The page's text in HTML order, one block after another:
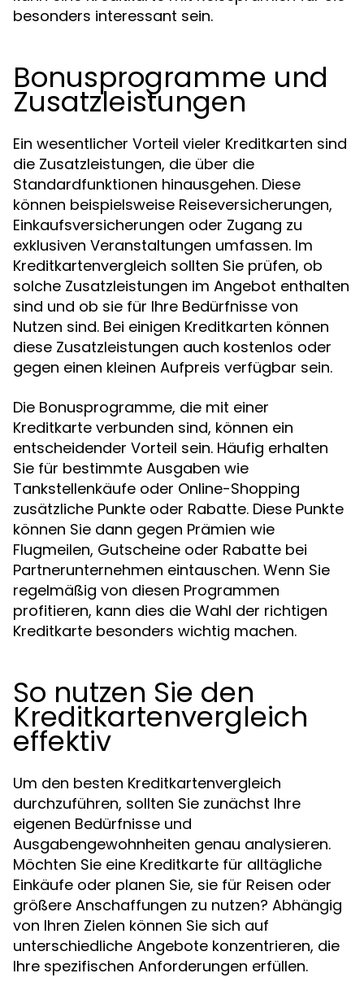
besonders interessant sein.
Bonusprogramme und
Zusatzleistungen
Ein wesentlicher Vorteil vieler Kreditkarten sind
die Zusatzleistungen, die über die
Standardfunktionen hinausgehen. Diese
können beispielsweise Reiseversicherungen,
Einkaufsversicherungen oder Zugang zu
exklusiven Veranstaltungen umfassen. Im
Kreditkartenvergleich sollten Sie prüfen, ob
solche Zusatzleistungen im Angebot enthalten
sind und ob sie für Ihre Bedürfnisse von
Nutzen sind. Bei einigen Kreditkarten können
diese Zusatzleistungen auch kostenlos oder
gegen einen kleinen Aufpreis verfügbar sein.
Die Bonusprogramme, die mit einer
Kreditkarte verbunden sind, können ein
entscheidender Vorteil sein. Häufig erhalten
Sie für bestimmte Ausgaben wie
Tankstellenkäufe oder Online-Shopping
zusätzliche Punkte oder Rabatte. Diese Punkte
können Sie dann gegen Prämien wie
Flugmeilen, Gutscheine oder Rabatte bei
Partnerunternehmen eintauschen. Wenn Sie
regelmäßig von diesen Programmen
profitieren, kann dies die Wahl der richtigen
Kreditkarte besonders wichtig machen.
So nutzen Sie den
Kreditkartenvergleich
effektiv
Um den besten Kreditkartenvergleich
durchzuführen, sollten Sie zunächst Ihre
eigenen Bedürfnisse und
Ausgabengewohnheiten genau analysieren.
Möchten Sie eine Kreditkarte für alltägliche
Einkäufe oder planen Sie, sie für Reisen oder
größere Anschaffungen zu nutzen? Abhängig
von Ihren Zielen können Sie sich auf
unterschiedliche Angebote konzentrieren, die
Ihre spezifischen Anforderungen erfüllen.